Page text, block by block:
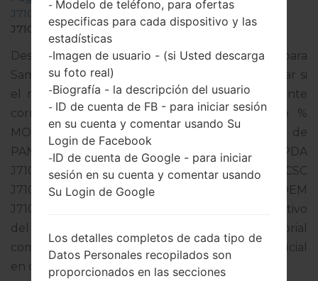
J710MN
→ SM-
J710MN_1_20200115100729_lz5gqlwy3f_fac.zip
Descargue la última actualización de firmware para
Samsung Galaxy J7 2016, pero no olvide verificar si
el número de modelo de su teléfono inteligente
corresponde al número de modelo indicado %
MODEL%. El código del firmware es PCW de
PANAMA. El producto viene con la versión PDA
J710MNUBS4CSL1 y la versión CSC
J710MNUUB4CSA2,Versión de MODEM
J710MNUBS4CSL1. La versión del sistema operativo
del firmware dado es Android Oreo 8.1.0. Tutorial
completo sobre cómo actualizar el firmware oficial
en dispositivos Samsung aquí
- Modelo de teléfono, para ofertas
especificas para cada dispositivo y las
estadísticas
-Imagen de usuario - (si Usted descarga
su foto real)
-Biografía - la descripción del usuario
- ID de cuenta de FB - para iniciar sesión
en su cuenta y comentar usando Su
Login de Facebook
-ID de cuenta de Google - para iniciar
sesión en su cuenta y comentar usando
Su Login de Google
Los detalles completos de cada tipo de
Datos Personales recopilados son
proporcionados en las secciones